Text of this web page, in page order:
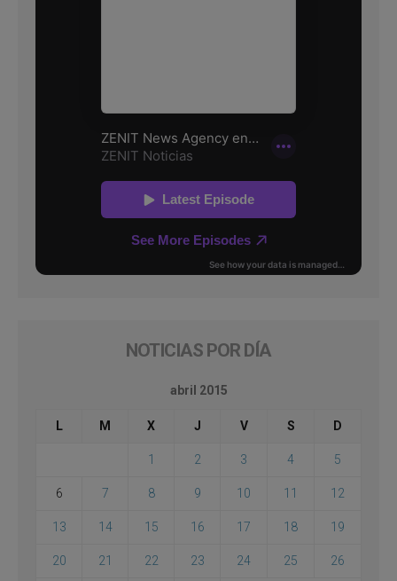
NOTICIAS POR DÍA
abril 2015
L M X J V S D
1 2 3 4 5
6 7 8 9 10 11 12
13 14 15 16 17 18 19
20 21 22 23 24 25 26